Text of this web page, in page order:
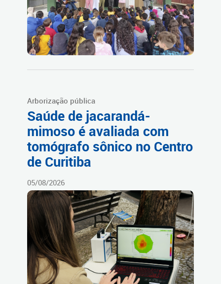
Arborização pública
Saúde de jacarandá-
mimoso é avaliada com
tomógrafo sônico no Centro
de Curitiba
05/08/2026